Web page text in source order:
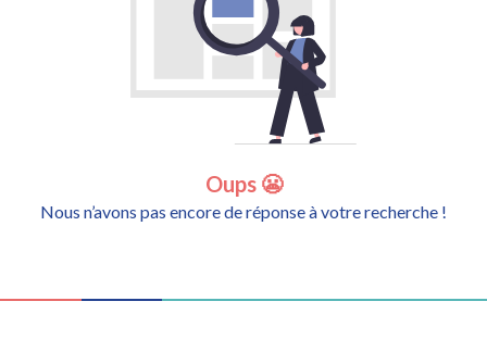
Oups 😬
Nous n’avons pas encore de réponse à votre recherche !